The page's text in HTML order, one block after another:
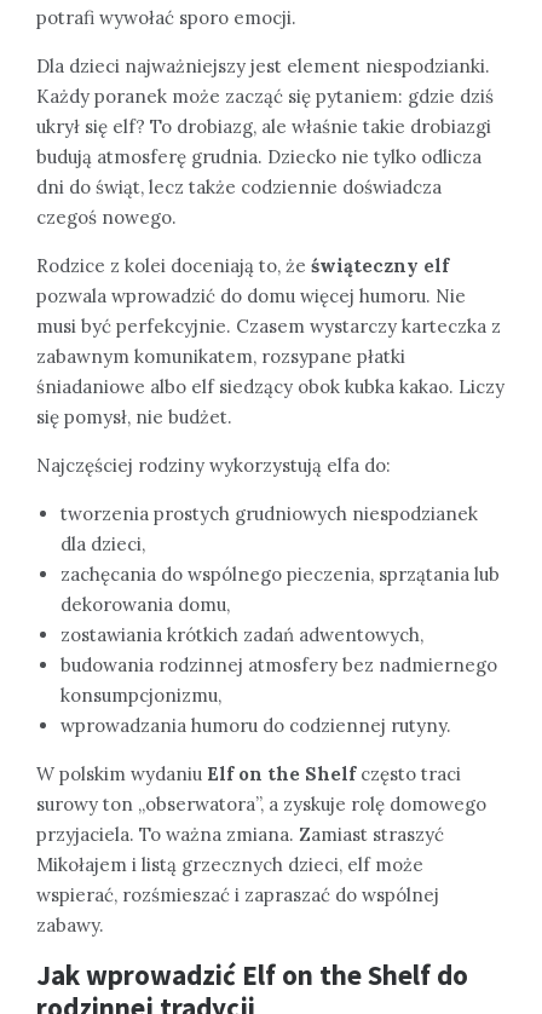
potrafi wywołać sporo emocji.
Dla dzieci najważniejszy jest element niespodzianki.
Każdy poranek może zacząć się pytaniem: gdzie dziś
ukrył się elf? To drobiazg, ale właśnie takie drobiazgi
budują atmosferę grudnia. Dziecko nie tylko odlicza
dni do świąt, lecz także codziennie doświadcza
czegoś nowego.
Rodzice z kolei doceniają to, że świąteczny elf
pozwala wprowadzić do domu więcej humoru. Nie
musi być perfekcyjnie. Czasem wystarczy karteczka z
zabawnym komunikatem, rozsypane płatki
śniadaniowe albo elf siedzący obok kubka kakao. Liczy
się pomysł, nie budżet.
Najczęściej rodziny wykorzystują elfa do:
tworzenia prostych grudniowych niespodzianek
dla dzieci,
zachęcania do wspólnego pieczenia, sprzątania lub
dekorowania domu,
zostawiania krótkich zadań adwentowych,
budowania rodzinnej atmosfery bez nadmiernego
konsumpcjonizmu,
wprowadzania humoru do codziennej rutyny.
W polskim wydaniu Elf on the Shelfczęsto traci
surowy ton „obserwatora”, a zyskuje rolę domowego
przyjaciela. To ważna zmiana. Zamiast straszyć
Mikołajem i listą grzecznych dzieci, elf może
wspierać, rozśmieszać i zapraszać do wspólnej
zabawy.
Jak wprowadzić Elf on the Shelf do
rodzinnej tradycji